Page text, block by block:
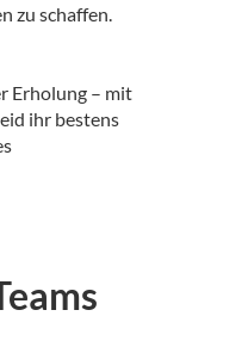
zu schaffen.
Erholung – mit
ihr bestens